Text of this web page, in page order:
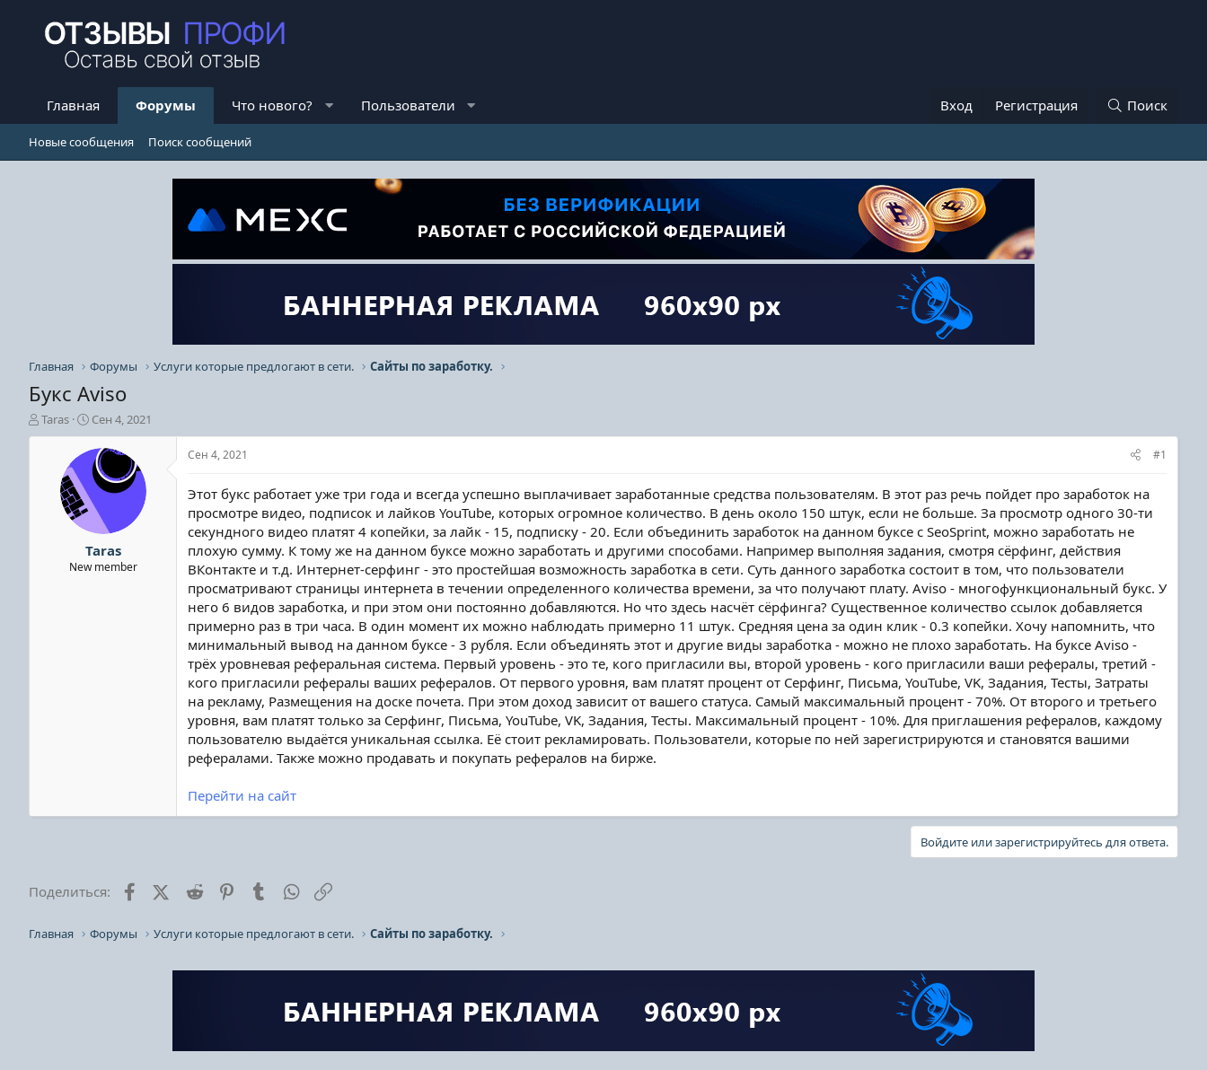
Главная Форумы Что нового? Пользователи Вход Регистрация Поиск
Новые сообщения Поиск сообщений
Главная Форумы Услуги которые предлогают в сети. Сайты по заработку.
Букс Aviso
А
в
Taras
Д
а
т
а
н
а
ч
а
л
а
Сен 4, 2021
Taras
New member
Сен 4, 2021 #1
Этот букс работает уже три года и всегда успешно выплачивает заработанные средства пользователям. В этот раз речь пойдет про заработок на
просмотре видео, подписок и лайков YouTube, которых огромное количество. В день около 150 штук, если не больше. За просмотр одного 30-ти
секундного видео платят 4 копейки, за лайк - 15, подписку - 20. Если объединить заработок на данном буксе с SeoSprint, можно заработать не
плохую сумму. К тому же на данном буксе можно заработать и другими способами. Например выполняя задания, смотря сёрфинг, действия
ВКонтакте и т.д. Интернет-серфинг - это простейшая возможность заработка в сети. Суть данного заработка состоит в том, что пользователи
просматривают страницы интернета в течении определенного количества времени, за что получают плату. Aviso - многофункциональный букс. У
него 6 видов заработка, и при этом они постоянно добавляются. Но что здесь насчёт сёрфинга? Существенное количество ссылок добавляется
примерно раз в три часа. В один момент их можно наблюдать примерно 11 штук. Средняя цена за один клик - 0.3 копейки. Хочу напомнить, что
минимальный вывод на данном буксе - 3 рубля. Если объединять этот и другие виды заработка - можно не плохо заработать. На буксе Aviso -
трёх уровневая реферальная система. Первый уровень - это те, кого пригласили вы, второй уровень - кого пригласили ваши рефералы, третий -
кого пригласили рефералы ваших рефералов. От первого уровня, вам платят процент от Серфинг, Письма, YouTube, VK, Задания, Тесты, Затраты
на рекламу, Размещения на доске почета. При этом доход зависит от вашего статуса. Самый максимальный процент - 70%. От второго и третьего
уровня, вам платят только за Серфинг, Письма, YouTube, VK, Задания, Тесты. Максимальный процент - 10%. Для приглашения рефералов, каждому
пользователю выдаётся уникальная ссылка. Её стоит рекламировать. Пользователи, которые по ней зарегистрируются и становятся вашими
рефералами. Также можно продавать и покупать рефералов на бирже.
Перейти на сайт
Войдите или зарегистрируйтесь для ответа.
Поделиться: FacebookX (Twitter)
Reddit PinterestTumblr WhatsApp
Главная Форумы Услуги которые предлогают в сети. Сайты по заработку.